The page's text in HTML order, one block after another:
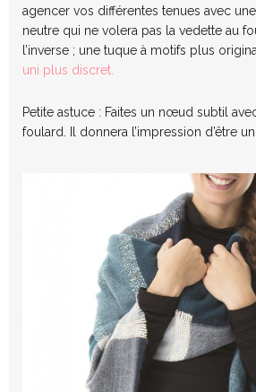
agencer vos différentes tenues avec
neutre qui ne volera pas la vedette au
l’inverse ; une tuque à motifs plus
uni plus discret.
Petite astuce : Faites un nœud subtil
foulard. Il donnera l’impression d’être